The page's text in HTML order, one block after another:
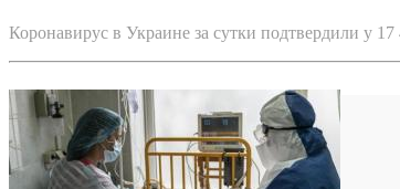
Коронавирус в Украине за сутки подтвердили у